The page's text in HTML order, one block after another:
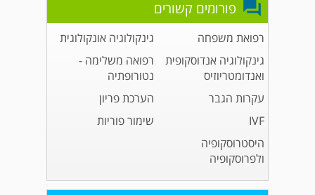
פורומים קשורים
רפואת משפחה
גינקולוגיה אונקולוגית
גינקולוגיה אנדוסקופית
ואנדומטריוזיס
רפואה משלימה -
נטורופתיה
עקרות הגבר
הערכת פריון
IVF
שימור פוריות
היסטרוסקופיה
ולפרוסקופיה